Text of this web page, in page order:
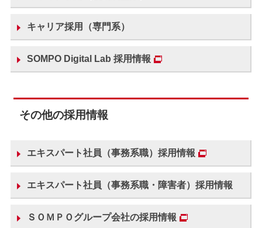
キャリア採用（専門系）
SOMPO Digital Lab 採用情報
その他の採用情報
エキスパート社員（事務系職）採用情報
エキスパート社員（事務系職・障害者）採用情報
ＳＯＭＰＯグループ会社の採用情報